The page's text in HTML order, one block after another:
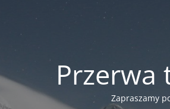
Przerwa
Zapraszamy